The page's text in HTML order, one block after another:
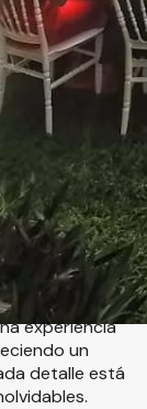
eventos
belleza y
su hermosa
lujo, creando
aniversarios,
En Faroles 40
experiencia
un
detalle está